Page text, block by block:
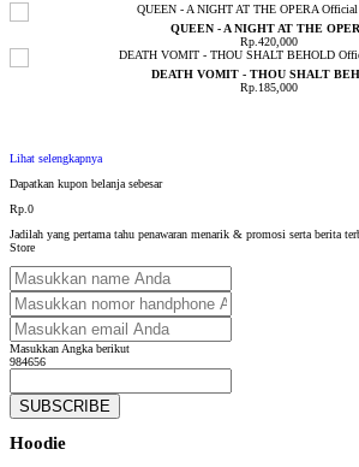
QUEEN - A NIGHT AT THE
Rp.420,000
DEATH VOMIT - THOU SHALT
Rp.185,000
Lihat selengkapnya
Dapatkan kupon belanja sebesar
Rp.0
Jadilah yang pertama tahu penawaran menarik & promosi serta berita
Store
Masukkan Angka berikut
984656
SUBSCRIBE
Hoodie